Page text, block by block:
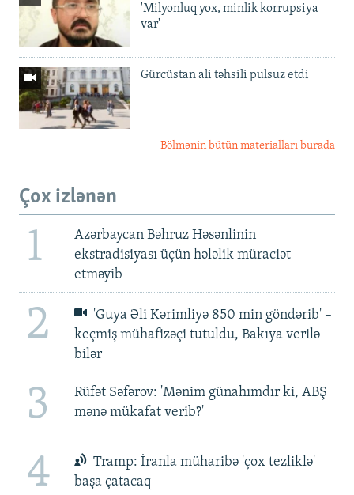
'Milyonluq yox, minlik korrupsiya
var'
Gürcüstan ali təhsili pulsuz etdi
Bölmənin bütün materialları burada
Çox izlənən
1
Azərbaycan Bəhruz Həsənlinin
ekstradisiyası üçün hələlik müraciət
etməyib
2
'Guya Əli Kərimliyə 850 min göndərib' –
keçmiş mühafizəçi tutuldu, Bakıya verilə
bilər
3
Rüfət Səfərov: 'Mənim günahımdır ki, ABŞ
mənə mükafat verib?'
4
Tramp: İranla müharibə 'çox tezliklə'
başa çatacaq